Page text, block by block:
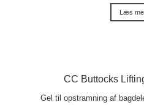
Læs
CC Buttocks
Gel til opstramning af